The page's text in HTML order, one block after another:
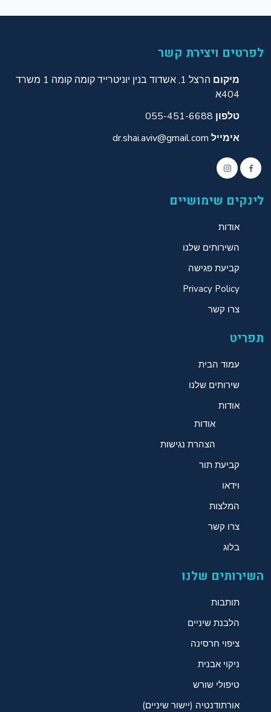
לפרטים ויצירת קשר
מיקום
הרצל 1, אשדוד בנין יוניטרייד קומה קומה 1 משרד
404א
טלפון 055-451-6688
אימייל dr.shai.aviv@gmail.com
לינקים שימושיים
אודות
השירותים שלנו
קביעת פגישה
Privacy Policy
צרו קשר
תפריט
עמוד הבית
שירותים שלנו
אודות
אודות
הצהרת נגישות
קביעת תור
וידאו
המלצות
צרו קשר
בלוג
השירותים שלנו
תותבות
הלבנת שיניים
ציפוי חרסינה
ניקוי אבנית
טיפולי שורש
אורתודנטיה (יישור שיניים)